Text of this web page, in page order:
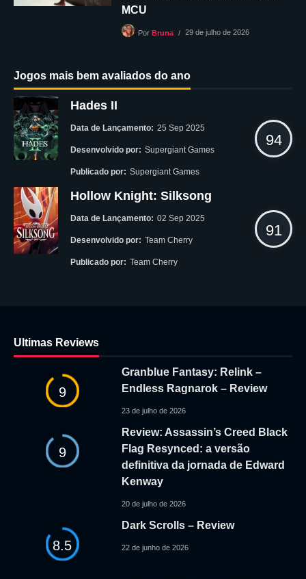
MCU
PorBruna 29 de julho de 2026
Jogos mais bem avaliados do ano
Hades II
Data de Lançamento: 25 Sep 2025
Desenvolvido por: Supergiant Games
Publicado por: Supergiant Games
94
Hollow Knight: Silksong
Data de Lançamento: 02 Sep 2025
Desenvolvido por: Team Cherry
Publicado por: Team Cherry
91
Ultimas Reviews
9
Granblue Fantasy: Relink –
Endless Ragnarok – Review
23 de julho de 2026
9
Review: Assassin’s Creed Black
Flag Resynced: a versão
definitiva da jornada de Edward
Kenway
20 de julho de 2026
8.5
Dark Scrolls – Review
22 de junho de 2026